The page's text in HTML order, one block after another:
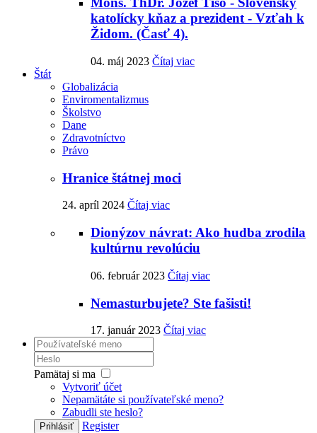
katolícky kňaz a prezident - Vzťah k
Židom. (Časť 4).
04. máj 2023 Čítaj viac
Štát
Globalizácia
Enviromentalizmus
Školstvo
Dane
Zdravotníctvo
Právo
Hranice štátnej moci
24. apríl 2024 Čítaj viac
Dionýzov návrat: Ako hudba zrodila
kultúrnu revolúciu
06. február 2023 Čítaj viac
Nemasturbujete? Ste fašisti!
17. január 2023 Čítaj viac
Pamätaj si ma
Vytvoriť účet
Nepamätáte si používateľské meno?
Zabudli ste heslo?
Prihlásiť Register